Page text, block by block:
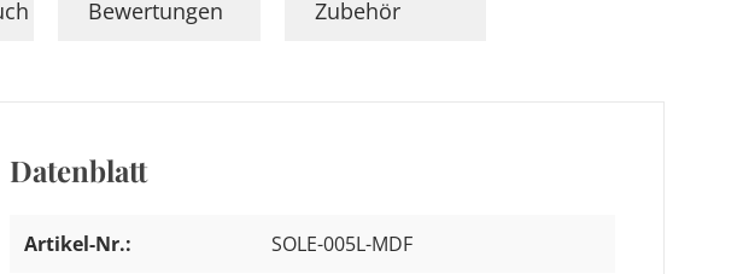
Bewertungen Zubehör
Datenblatt
Artikel-Nr.: SOLE-005L-MDF